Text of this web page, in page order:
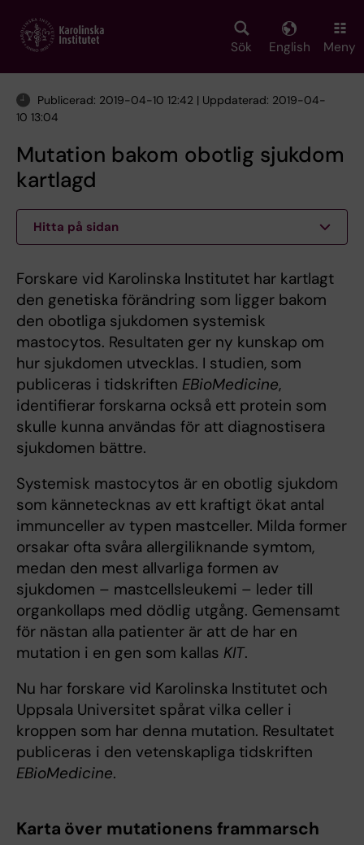
main
Sök English Meny
Publicerad: 2019-04-10 12:42 | Uppdaterad: 2019-04-
10 13:04
Mutation bakom obotlig sjukdom
kartlagd
Hitta på sidan
Forskare vid Karolinska Institutet har kartlagt
den genetiska förändring som ligger bakom
den obotliga sjukdomen systemisk
mastocytos. Resultaten ger ny kunskap om
hur sjukdomen utvecklas. I studien, som
publiceras i tidskriften EBioMedicine,
identifierar forskarna också ett protein som
skulle kunna användas för att diagnostisera
sjukdomen bättre.
Systemisk mastocytos är en obotlig sjukdom
som kännetecknas av ett kraftigt ökat antal
immunceller av typen mastceller. Milda former
orsakar ofta svåra allergiliknande symtom,
medan den mest allvarliga formen av
sjukdomen – mastcellsleukemi – leder till
organkollaps med dödlig utgång. Gemensamt
för nästan alla patienter är att de har en
mutation i en gen som kallas KIT.
Nu har forskare vid Karolinska Institutet och
Uppsala Universitet spårat vilka celler i
kroppen som har denna mutation. Resultatet
publiceras i den vetenskapliga tidskriften
EBioMedicine.
Karta över mutationens frammarsch